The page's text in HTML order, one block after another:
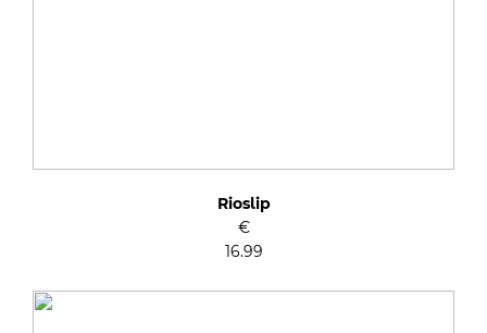
Rioslip
€
16.99